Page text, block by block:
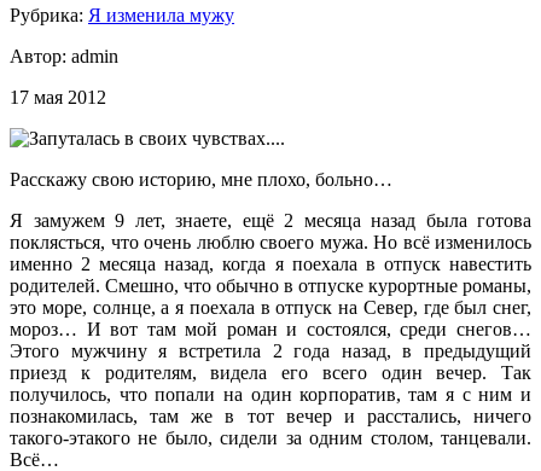
Рубрика: Я изменила мужу
Автор: admin
17 мая 2012
Расскажу свою историю, мне плохо, больно…
Я замужем 9 лет, знаете, ещё 2 месяца назад была готова
поклясться, что очень люблю своего мужа. Но всё изменилось
именно 2 месяца назад, когда я поехала в отпуск навестить
родителей. Смешно, что обычно в отпуске курортные романы,
это море, солнце, а я поехала в отпуск на Север, где был снег,
мороз… И вот там мой роман и состоялся, среди снегов…
Этого мужчину я встретила 2 года назад, в предыдущий
приезд к родителям, видела его всего один вечер. Так
получилось, что попали на один корпоратив, там я с ним и
познакомилась, там же в тот вечер и расстались, ничего
такого-этакого не было, сидели за одним столом, танцевали.
Всё…